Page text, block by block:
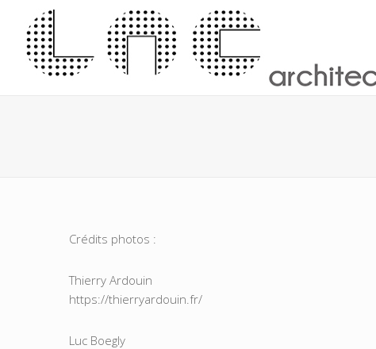
Crédits photos :
Thierry Ardouin
https://thierryardouin.fr/
Luc Boegly